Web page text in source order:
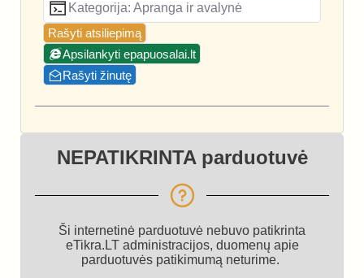
Kategorija: Apranga ir avalynė
Rašyti atsiliepimą
Apsilankyti epapuosalai.lt
Rašyti žinutę
NEPATIKRINTA parduotuvė
Ši internetinė parduotuvė nebuvo patikrinta
eTikra.LT administracijos, duomenų apie
parduotuvės patikimumą neturime.